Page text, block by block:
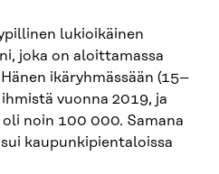
lukioikäinen
joka on aloittamassa
ikäryhmässään (15–
vuonna 2019, ja
noin 100 000. Samana
kaupunkipientaloissa